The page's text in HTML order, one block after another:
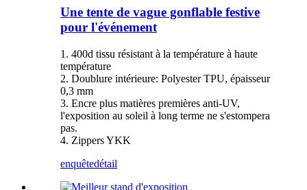
Une tente de vague gonflable festive
pour l'événement
1. 400d tissu résistant à la température à haute
température
2. Doublure intérieure: Polyester TPU, épaisseur
0,3 mm
3. Encre plus matières premières anti-UV,
l'exposition au soleil à long terme ne s'estompera
pas.
4. Zippers YKK
enquêtedétail